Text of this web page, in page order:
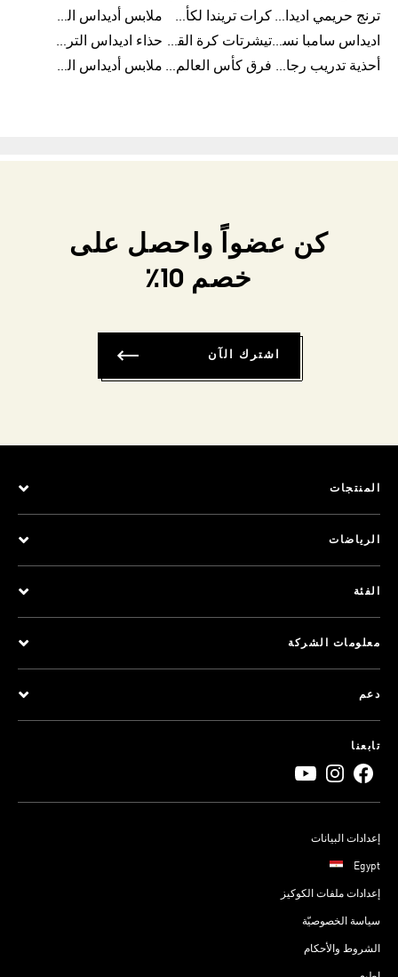
ترنج حريمي اديداس
كرات تريندا لكأس العالم FIFA 26™
ملابس أديداس الرياضية
اديداس سامبا نسائي
تيشرتات كرة القدم
حذاء اديداس الترا بوست 22
أحذية تدريب رجالية
فرق كأس العالم FIFA 26™ ملابس أديداس الرجالية
كن عضواً واحصل على
خصم 10٪
اشترك الآن
المنتجات
الرياضات
الفئة
معلومات الشركة
دعم
تابعنا
إعدادات البيانات
Egypt
إعدادات ملفات الكوكيز
سياسة الخصوصيّة
الشروط والأحكام